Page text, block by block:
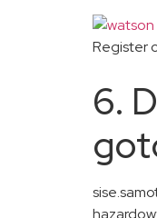
Register
6.